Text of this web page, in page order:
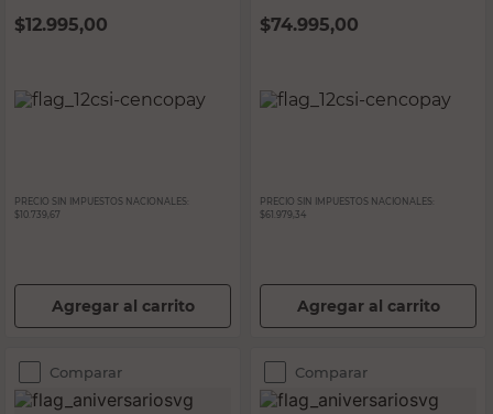
$12.995,00
PRECIO SIN IMPUESTOS NACIONALES:
$10.739,67
Agregar al carrito
$74.995,00
PRECIO SIN IMPUESTOS NACIONALES:
$61.979,34
Agregar al carrito
Comparar Comparar